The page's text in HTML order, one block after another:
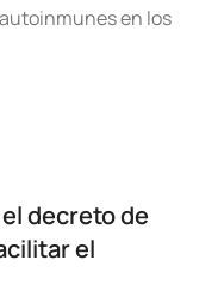
en los
decreto de
el